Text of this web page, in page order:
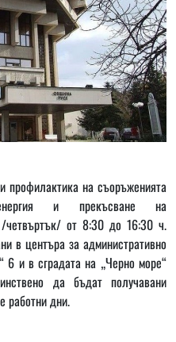
профилактика на съоръженията
и прекъсване на
/четвъртък/ от 8:30 до 16:30 ч.
в центъра за административно
6 и в сградата на „Черно море“
да бъдат получавани
работни дни.